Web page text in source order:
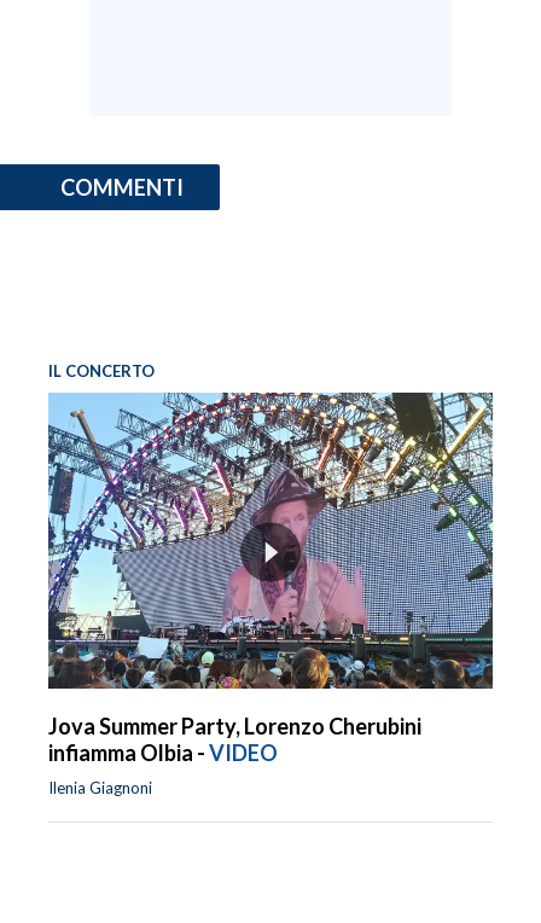
COMMENTI
IL CONCERTO
Jova Summer Party, Lorenzo Cherubini
infiamma Olbia -VIDEO
Ilenia Giagnoni